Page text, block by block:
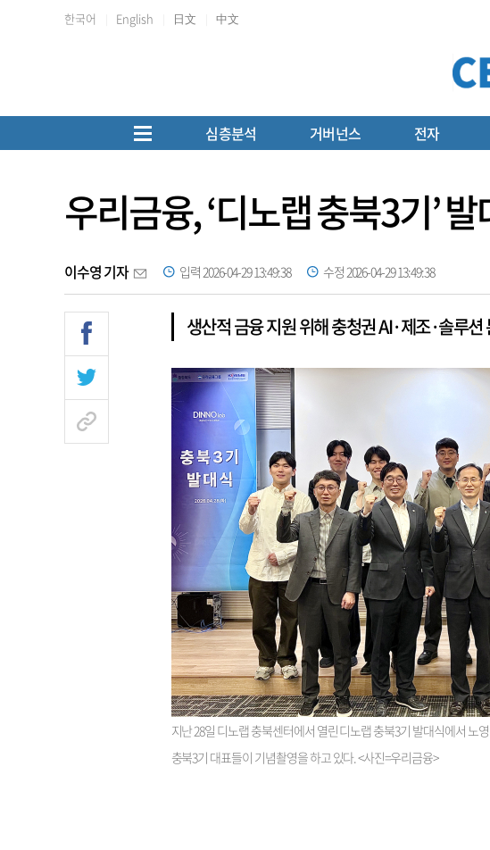
한국어 English 日文 中文
심층분석 거버넌스 전자
우리금융, ‘디노랩 충북3기’
이수영 기자 입력 2026-04-29 13:49:38 수정 2026-04-29 13:49:38
생산적 금융 지원 위해 충청권 AI·제조·솔루션
지난 28일 디노랩 충북센터에서 열린 디노랩 충북3기 발대식에서 노
충북3기 대표들이 기념촬영을 하고 있다. <사진=우리금융>